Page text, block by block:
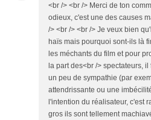
<br /> <br /> Merci de ton
odieux, c'est une des causes
/> <br /> <br /> Je veux bien
haïs mais pourquoi sont-ils là
les méchants du film et pour
la part des<br /> spectateurs,
un peu de sympathie (par
attendrissante ou une
l'intention du réalisateur, c'est
gros ils sont tellement